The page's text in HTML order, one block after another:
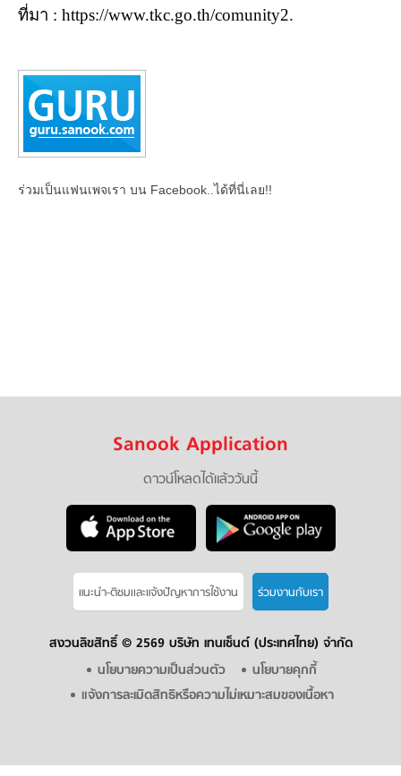
ที่มา : https://www.tkc.go.th/comunity2.
ร่วมเป็นแฟนเพจเรา บน Facebook..ได้ที่นี่เลย!!
Sanook Application
ดาวน์โหลดได้แล้ววันนี้
แนะนำ-ติชมเเละแจ้งปัญหาการใช้งาน ร่วมงานกับเรา
สงวนลิขสิทธิ์ © 2569 บริษัท เทนเซ็นต์ (ประเทศไทย) จำกัด
นโยบายความเป็นส่วนตัว
นโยบายคุกกี้
แจ้งการละเมิดสิทธิหรือความไม่เหมาะสมของเนื้อหา